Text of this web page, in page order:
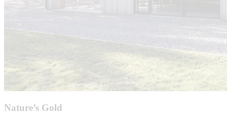
Nature’s Gold